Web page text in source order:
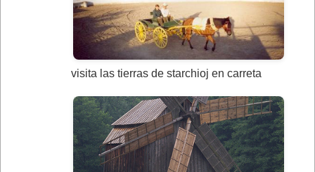
visita las tierras de starchioj en carreta